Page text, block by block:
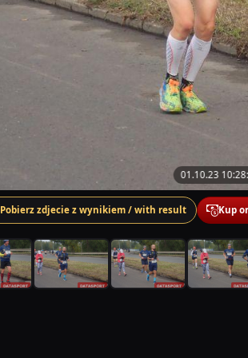
01.10.23
Pobierz zdjecie z wynikiem / with result Kup